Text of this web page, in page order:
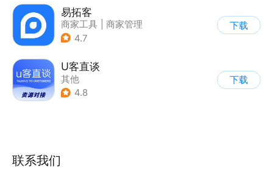
易拓客
商家工具
商家管理
4.7
下载
U客直谈
其他
4.8
下载
联系我们